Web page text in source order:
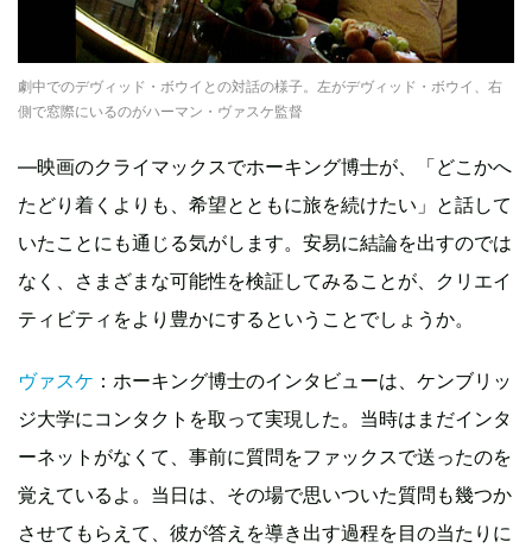
劇中でのデヴィッド・ボウイとの対話の様子。左がデヴィッド・ボウイ、右
側で窓際にいるのがハーマン・ヴァスケ監督
―映画のクライマックスでホーキング博士が、「どこかへ
たどり着くよりも、希望とともに旅を続けたい」と話して
いたことにも通じる気がします。安易に結論を出すのでは
なく、さまざまな可能性を検証してみることが、クリエイ
ティビティをより豊かにするということでしょうか。
ヴァスケ ：ホーキング博士のインタビューは、ケンブリッ
ジ大学にコンタクトを取って実現した。当時はまだインタ
ーネットがなくて、事前に質問をファックスで送ったのを
覚えているよ。当日は、その場で思いついた質問も幾つか
させてもらえて、彼が答えを導き出す過程を目の当たりに